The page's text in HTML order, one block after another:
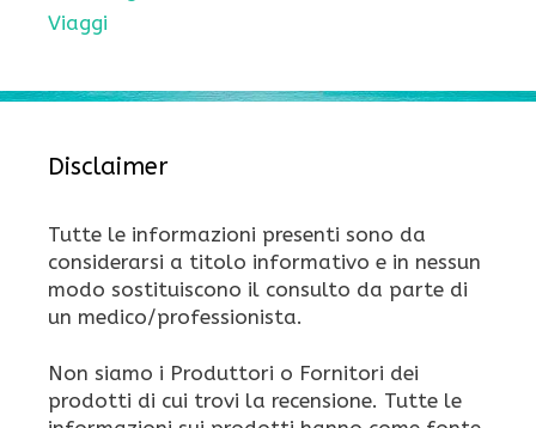
Viaggi
Disclaimer
Tutte le informazioni presenti sono da
considerarsi a titolo informativo e in nessun
modo sostituiscono il consulto da parte di
un medico/professionista.
Non siamo i Produttori o Fornitori dei
prodotti di cui trovi la recensione. Tutte le